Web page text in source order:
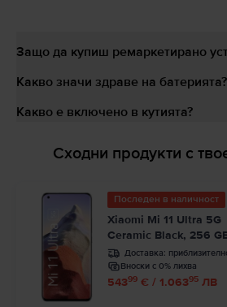
Защо да купиш ремаркетирано
Какво значи здраве на батерията?
Какво е включено в кутията?
Сходни продукти с
Последен в наличност
Xiaomi Mi 11 Ultra 5G
Ceramic Black, 256
Доставка:
Вноски с 0% лихва
54399 € / 1.06395 ЛВ